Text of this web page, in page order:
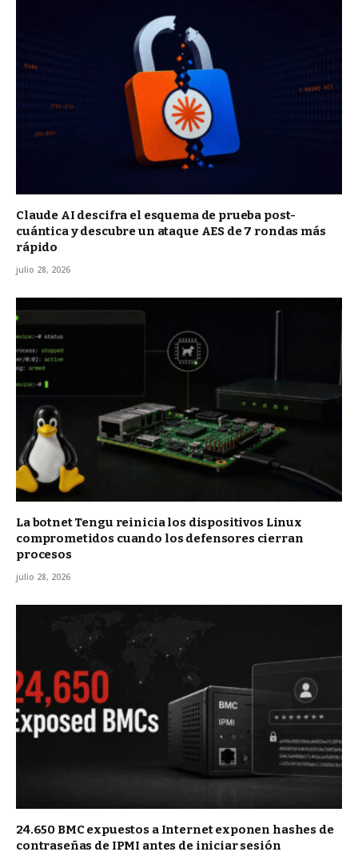
Claude AI descifra el esquema de prueba post-
cuántica y descubre un ataque AES de 7 rondas más
rápido
julio 28, 2026
La botnet Tengu reinicia los dispositivos Linux
comprometidos cuando los defensores cierran
procesos
julio 28, 2026
24.650 BMC expuestos a Internet exponen hashes de
contraseñas de IPMI antes de iniciar sesión